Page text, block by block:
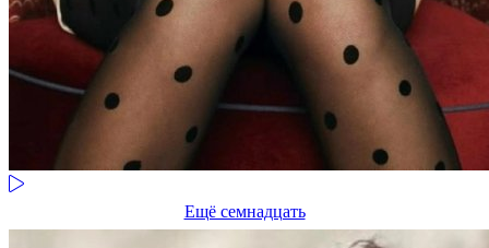
Ещё семнадцать